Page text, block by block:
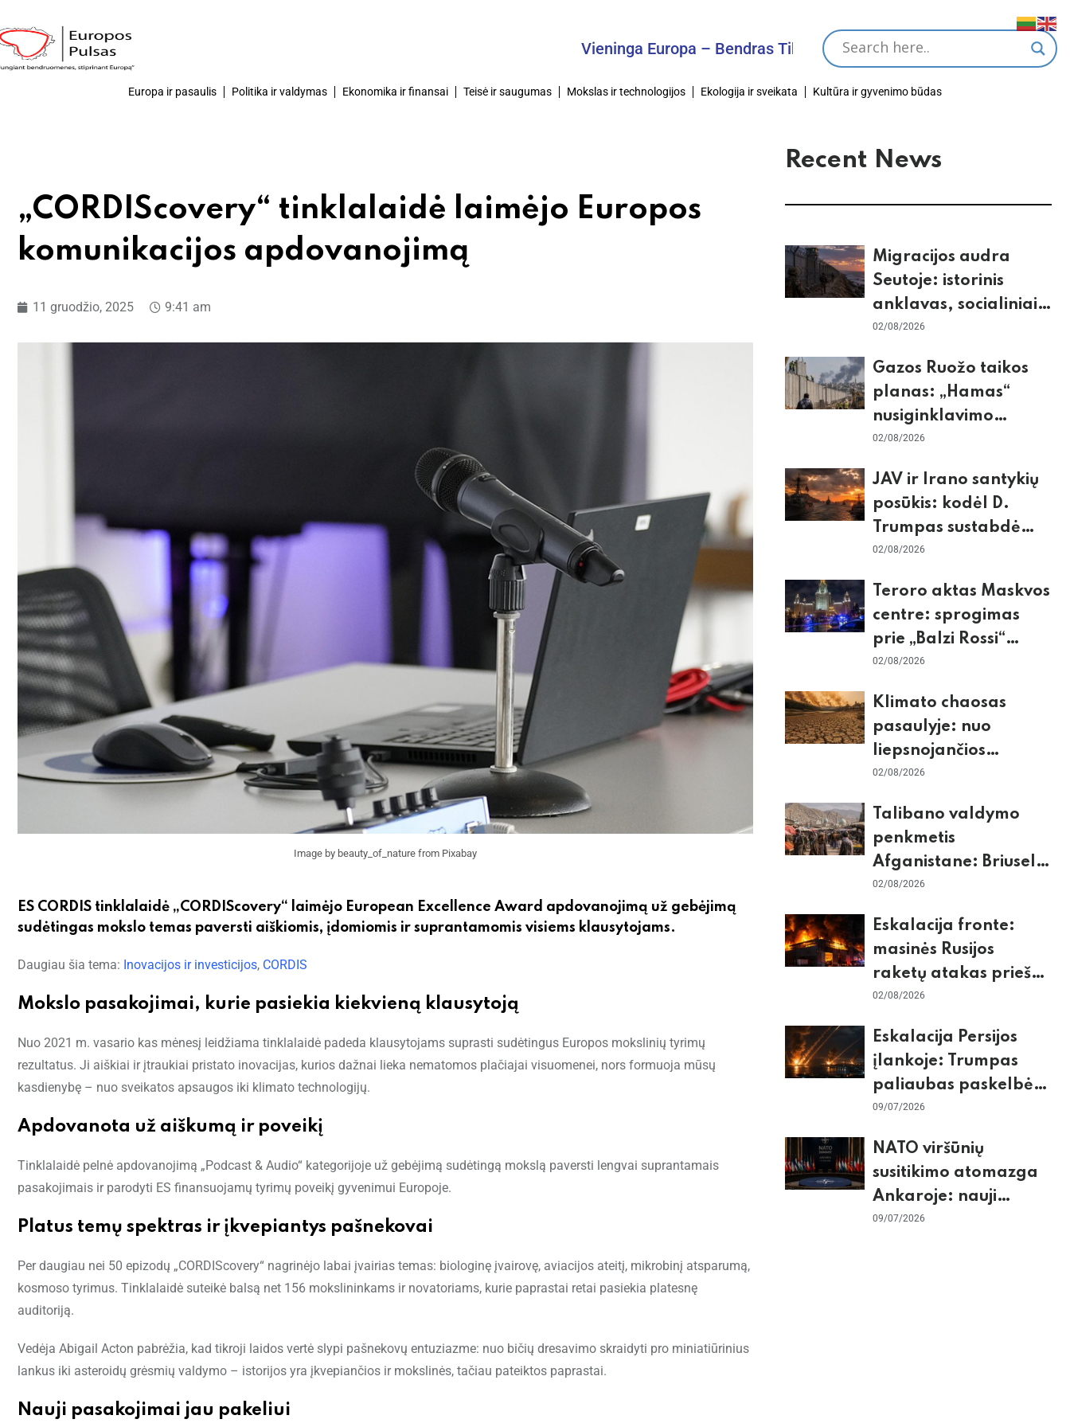
Vieninga Europa – Bendras Tikslas
Europa ir pasaulis Politika ir valdymas Ekonomika ir finansai Teisė ir saugumas Mokslas ir technologijos Ekologija ir sveikata Kultūra ir gyvenimo būdas
„CORDIScovery“ tinklalaidė laimėjo Europos
komunikacijos apdovanojimą
11 gruodžio, 2025 9:41 am
Image by beauty_of_nature from Pixabay
ES CORDIS tinklalaidė „CORDIScovery“ laimėjo European Excellence Award apdovanojimą už gebėjimą
sudėtingas mokslo temas paversti aiškiomis, įdomiomis ir suprantamomis visiems klausytojams.
Daugiau šia tema: Inovacijos ir investicijos, CORDIS
Mokslo pasakojimai, kurie pasiekia kiekvieną klausytoją
Nuo 2021 m. vasario kas mėnesį leidžiama tinklalaidė padeda klausytojams suprasti sudėtingus Europos mokslinių tyrimų
rezultatus. Ji aiškiai ir įtraukiai pristato inovacijas, kurios dažnai lieka nematomos plačiajai visuomenei, nors formuoja mūsų
kasdienybę – nuo sveikatos apsaugos iki klimato technologijų.
Apdovanota už aiškumą ir poveikį
Tinklalaidė pelnė apdovanojimą „Podcast & Audio“ kategorijoje už gebėjimą sudėtingą mokslą paversti lengvai suprantamais
pasakojimais ir parodyti ES finansuojamų tyrimų poveikį gyvenimui Europoje.
Platus temų spektras ir įkvepiantys pašnekovai
Per daugiau nei 50 epizodų „CORDIScovery“ nagrinėjo labai įvairias temas: biologinę įvairovę, aviacijos ateitį, mikrobinį atsparumą,
kosmoso tyrimus. Tinklalaidė suteikė balsą net 156 mokslininkams ir novatoriams, kurie paprastai retai pasiekia platesnę
auditoriją.
Vedėja Abigail Acton pabrėžia, kad tikroji laidos vertė slypi pašnekovų entuziazme: nuo bičių dresavimo skraidyti pro miniatiūrinius
lankus iki asteroidų grėsmių valdymo – istorijos yra įkvepiančios ir mokslinės, tačiau pateiktos paprastai.
Nauji pasakojimai jau pakeliui
Recent News
Migracijos audra
Seutoje: istorinis
anklavas, socialiniai
tinklai ir ES skilimas
02/08/2026
Gazos Ruožo taikos
planas: „Hamas“
nusiginklavimo
sąlygos, Izraelio
nerimas dėl sienos
02/08/2026
JAV ir Irano santykių
posūkis: kodėl D.
Trumpas sustabdė
smūgius ir kuo
ekonomika
02/08/2026
Teroro aktas Maskvos
centre: sprogimas
prie „Balzi Rossi“
restorano,
tikrieji taikiniai
02/08/2026
Klimato chaosas
pasaulyje: nuo
liepsnojančios
Europos iki
Antarktidos
paradokso
02/08/2026
Talibano valdymo
penkmetis
Afganistane: Briuselio
vizito užkulisiai, gilus
konfliktas su
Pakistanu
02/08/2026
Eskalacija fronte:
masinės Rusijos
raketų atakas prieš
Kijevą, dronų smūgiai
žiemos krizės grėsmė
02/08/2026
Eskalacija Persijos
įlankoje: Trumpas
paliaubas paskelbė
baigtomis, JAV
taikinių Irane
09/07/2026
NATO viršūnių
susitikimo atomazga
Ankaroje: nauji
įsipareigojimai
09/07/2026